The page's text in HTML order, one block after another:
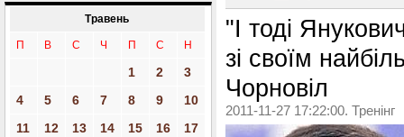
Травень
П В С Ч П С Н
1 2
3
4
5 6 7 8 9
10
11
12 13 14 15 16
17
"І тоді
зі своїм
Чорновіл
2011-11-27 17:22:00. Тренінг